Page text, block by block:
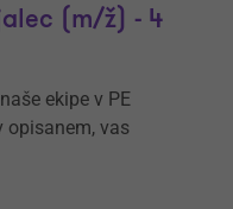
(m/ž) - 4
ekipe v PE
opisanem, vas